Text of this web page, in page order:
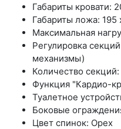
Габариты кровати:
Габариты ложа: 195
Максимальная
Регулировка
механизмы)
Количество
Функция "Кардио-
Туалетное
Боковые
Цвет спинок: Орех